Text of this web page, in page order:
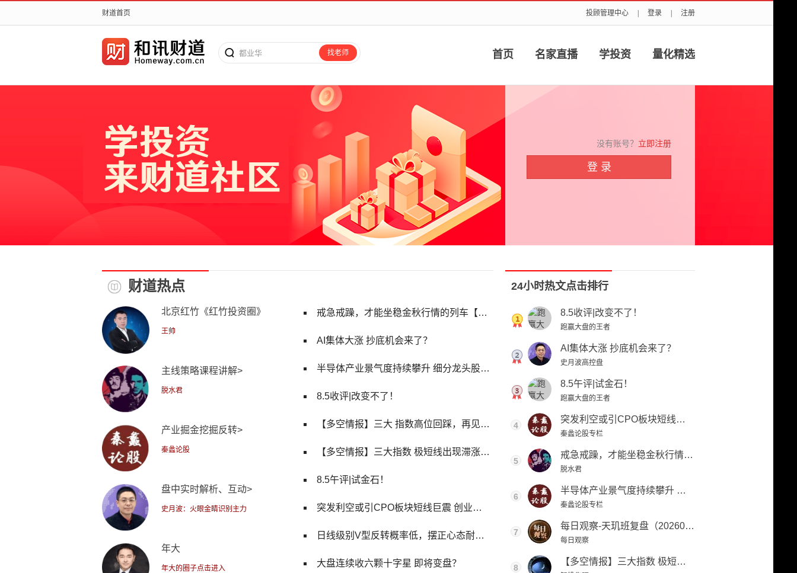
登录 注册
财道首页 投顾管理中心
都业华 找老师 首页 名家直播 学投资 量化精选
没有账号？ 立即注册
登 录
财道热点
北京红竹《红竹投资圈》
王帅
主线策略课程讲解>
脱水君
产业掘金挖掘反转>
秦蠡论股
盘中实时解析、互动>
史月波：火眼金睛识别主力
年大
年大的圈子点击进入
戒急戒躁，才能坐稳金秋行情的列车【日报】
AI集体大涨 抄底机会来了？
半导体产业景气度持续攀升 细分龙头股有望底部强势崛起
8.5收评|改变不了！
【多空情报】三大 指数高位回踩，再见逆势买盘吸筹，续航力待观察 !
【多空情报】三大指数 极短线出现滞涨危机，高位爆量股积极减持 !
8.5午评|试金石！
突发利空或引CPO板块短线巨震 创业板短线回踩即上车机会
日线级别V型反转概率低，摆正心态耐心等待【日报】
大盘连续收六颗十字星 即将变盘？
24小时热文点击排行
8.5收评|改变不了！
跑赢大盘的王者
AI集体大涨 抄底机会来了？
史月波高控盘
8.5午评|试金石！
跑赢大盘的王者
突发利空或引CPO板块短线巨震 创业板短线回踩即上车机会
秦蠡论股专栏
4
戒急戒躁，才能坐稳金秋行情的列车【日报】
脱水君
5
半导体产业景气度持续攀升 细分龙头股有望底部强势崛起
秦蠡论股专栏
6
每日观察-天玑班复盘（20260805）
每日观察
7
【多空情报】三大指数 极短线出现滞涨危机，高位爆量股积极减持 !
8